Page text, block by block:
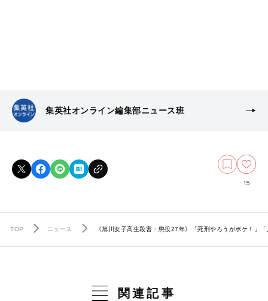
集英社オンライン編集部ニュース班
15
TOP ニュース 《旭川女子高生殺害・懲役27年》「死刑やろうがボケ！」
関連記事